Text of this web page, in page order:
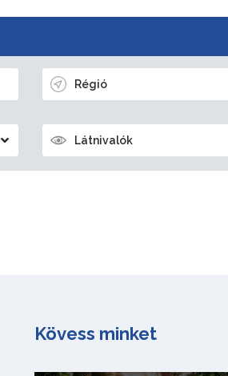
Régió
Látnivalók
Kövess minket